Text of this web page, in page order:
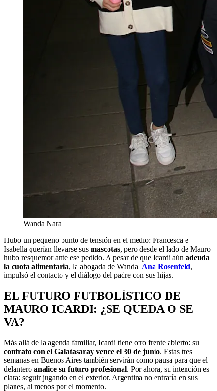
Wanda Nara
Hubo un pequeño punto de tensión en el medio: Francesca e
Isabella querían llevarse sus mascotas, pero desde el lado de Mauro
hubo resquemor ante ese pedido. A pesar de que Icardi aún adeuda
la cuota alimentaria, la abogada de Wanda, Ana Rosenfeld,
impulsó el contacto y el diálogo del padre con sus hijas.
EL FUTURO FUTBOLÍSTICO DE
MAURO ICARDI: ¿SE QUEDA O SE
VA?
Más allá de la agenda familiar, Icardi tiene otro frente abierto: su
contrato con el Galatasaray vence el 30 de junio. Estas tres
semanas en Buenos Aires también servirán como pausa para que el
delantero analice su futuro profesional. Por ahora, su intención es
clara: seguir jugando en el exterior. Argentina no entraría en sus
planes, al menos por el momento.